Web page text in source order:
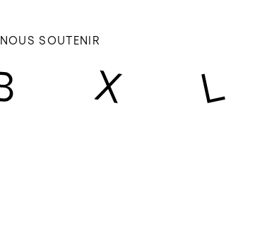
NOUS SOUTENIR